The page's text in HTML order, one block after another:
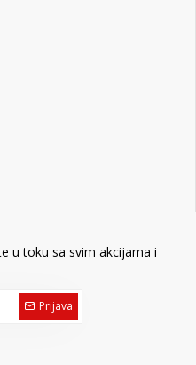
u toku sa svim akcijama i
Prijava